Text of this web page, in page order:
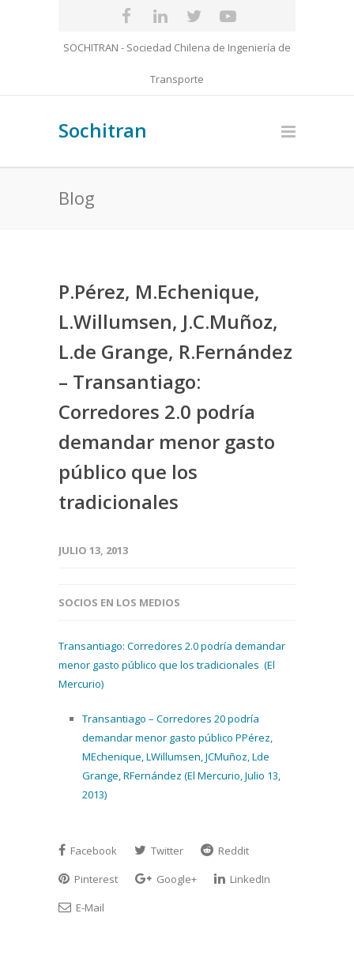
SOCHITRAN - Sociedad Chilena de Ingeniería de
Transporte
Sochitran
Blog
P.Pérez, M.Echenique,
L.Willumsen, J.C.Muñoz,
L.de Grange, R.Fernández
– Transantiago:
Corredores 2.0 podría
demandar menor gasto
público que los
tradicionales
JULIO 13, 2013
SOCIOS EN LOS MEDIOS
Transantiago: Corredores 2.0 podría demandar
menor gasto público que los tradicionales (El
Mercurio)
Transantiago – Corredores 20 podría
demandar menor gasto público PPérez,
MEchenique, LWillumsen, JCMuñoz, Lde
Grange, RFernández (El Mercurio, Julio 13,
2013)
Facebook Twitter
Reddit
Pinterest
Google+
LinkedIn
E-Mail